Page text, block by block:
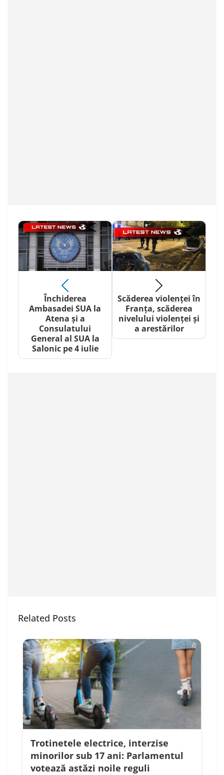
Închiderea
Ambasadei SUA la
Atena și a
Consulatului
General al SUA la
Salonic pe 4 iulie
Scăderea violenței în
Franța, scăderea
nivelului violenței și
a arestărilor
Related Posts
Trotinetele electrice, interzise
minorilor sub 17 ani: Parlamentul
votează astăzi noile reguli